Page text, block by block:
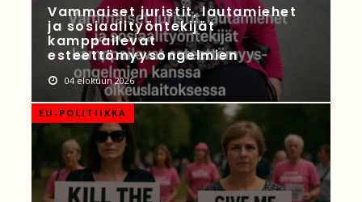
Vammaiset juristit, lautamiehet
ja sosiaalityöntekijät
kamppailevat
esteettömyysongelmien
04 elokuun 2026
EU-POLITIIKKA